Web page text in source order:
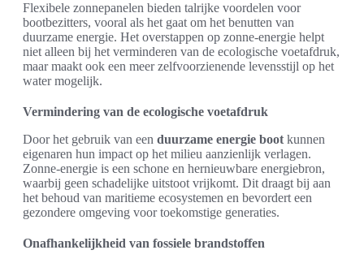
Flexibele zonnepanelen bieden talrijke voordelen voor
bootbezitters, vooral als het gaat om het benutten van
duurzame energie. Het overstappen op zonne-energie helpt
niet alleen bij het verminderen van de ecologische voetafdruk,
maar maakt ook een meer zelfvoorzienende levensstijl op het
water mogelijk.
Vermindering van de ecologische voetafdruk
Door het gebruik van een duurzame energie boot kunnen
eigenaren hun impact op het milieu aanzienlijk verlagen.
Zonne-energie is een schone en hernieuwbare energiebron,
waarbij geen schadelijke uitstoot vrijkomt. Dit draagt bij aan
het behoud van maritieme ecosystemen en bevordert een
gezondere omgeving voor toekomstige generaties.
Onafhankelijkheid van fossiele brandstoffen